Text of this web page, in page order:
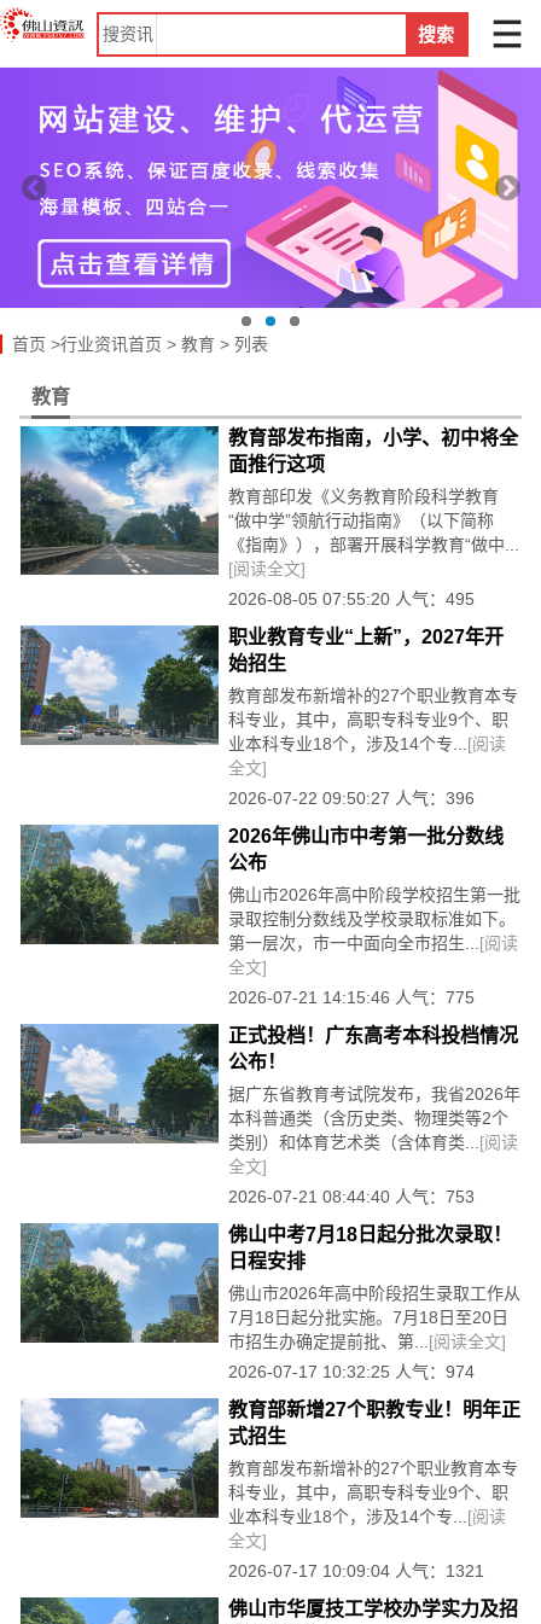
搜资讯 搜索
首页 >行业资讯首页 > 教育 > 列表
教育
教育部发布指南，小学、初中将全
面推行这项
教育部印发《义务教育阶段科学教育
“做中学”领航行动指南》（以下简称
《指南》），部署开展科学教育“做中...
[阅读全文]
2026-08-05 07:55:20 人气：495
职业教育专业“上新”，2027年开
始招生
教育部发布新增补的27个职业教育本专
科专业，其中，高职专科专业9个、职
业本科专业18个，涉及14个专... [阅读
全文]
2026-07-22 09:50:27 人气：396
2026年佛山市中考第一批分数线
公布
佛山市2026年高中阶段学校招生第一批
录取控制分数线及学校录取标准如下。
第一层次，市一中面向全市招生... [阅读
全文]
2026-07-21 14:15:46 人气：775
正式投档！广东高考本科投档情况
公布！
据广东省教育考试院发布，我省2026年
本科普通类（含历史类、物理类等2个
类别）和体育艺术类（含体育类... [阅读
全文]
2026-07-21 08:44:40 人气：753
佛山中考7月18日起分批次录取！
日程安排
佛山市2026年高中阶段招生录取工作从
7月18日起分批实施。7月18日至20日
市招生办确定提前批、第... [阅读全文]
2026-07-17 10:32:25 人气：974
教育部新增27个职教专业！明年正
式招生
教育部发布新增补的27个职业教育本专
科专业，其中，高职专科专业9个、职
业本科专业18个，涉及14个专... [阅读
全文]
2026-07-17 10:09:04 人气：1321
佛山市华厦技工学校办学实力及招